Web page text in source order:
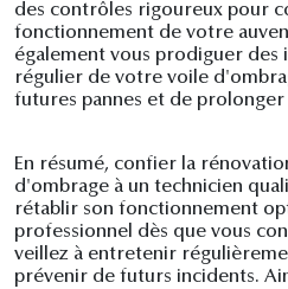
des contrôles rigoureux pour
fonctionnement de votre
également vous prodiguer
régulier de votre voile
futures pannes et de prolonger
En résumé, confier la
d'ombrage à un technicien
rétablir son fonctionnement
professionnel dès que vous
veillez à entretenir
prévenir de futurs incidents.